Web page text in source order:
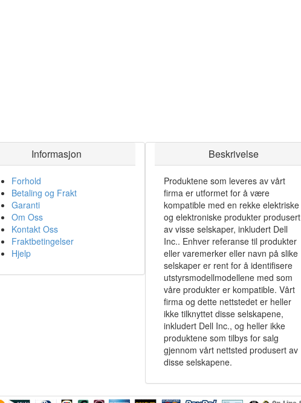
Informasjon
Forhold
Betaling og Frakt
Garanti
Om Oss
Kontakt Oss
Fraktbetingelser
Hjelp
Beskrivelse
Produktene som leveres av vårt
firma er utformet for å være
kompatible med en rekke elektriske
og elektroniske produkter produsert
av visse selskaper, inkludert Dell
Inc.. Enhver referanse til produkter
eller varemerker eller navn på slike
selskaper er rent for å identifisere
utstyrsmodellmodellene med som
våre produkter er kompatible. Vårt
firma og dette nettstedet er heller
ikke tilknyttet disse selskapene,
inkludert Dell Inc., og heller ikke
produktene som tilbys for salg
gjennom vårt nettsted produsert av
disse selskapene.